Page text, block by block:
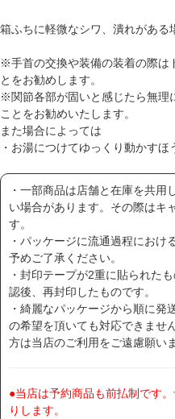
箱ふちに軽微なシワ、潰れがあ
※手首の交換や装備の装着の際は
とをお勧めします。
※関節各部が固いと感じたら無理
ことをお勧めいたします。
また場合によっては
・お湯につけてゆっくり動かすほ
・一部商品は店舗と在庫を共
い場合があります。その際はキ
す。
・パッケージに流通過程におけ
予めご了承ください。
・封印テープが2重に貼られた
認後、再封印したものです。
・綺麗なパッケージから順に
の希望を頂いても対応できませ
方は当店のご利用をご遠慮願いま
●当店は予約商品も前払制です
りします。